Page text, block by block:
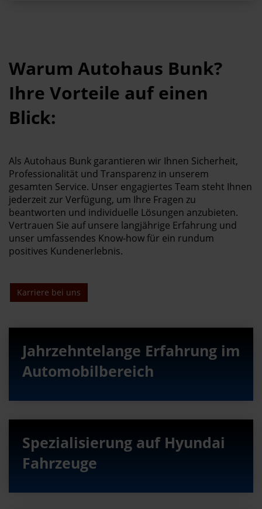
Warum Autohaus Bunk?
Ihre Vorteile auf einen
Blick:
Als Autohaus Bunk garantieren wir Ihnen Sicherheit,
Professionalität und Transparenz in unserem
gesamten Service. Unser engagiertes Team steht Ihnen
jederzeit zur Verfügung, um Ihre Fragen zu
beantworten und individuelle Lösungen anzubieten.
Vertrauen Sie auf unsere langjährige Erfahrung und
unser umfassendes Know-how für ein rundum
positives Kundenerlebnis.
Karriere bei uns
Jahrzehntelange Erfahrung im
Automobilbereich
Spezialisierung auf Hyundai
Fahrzeuge